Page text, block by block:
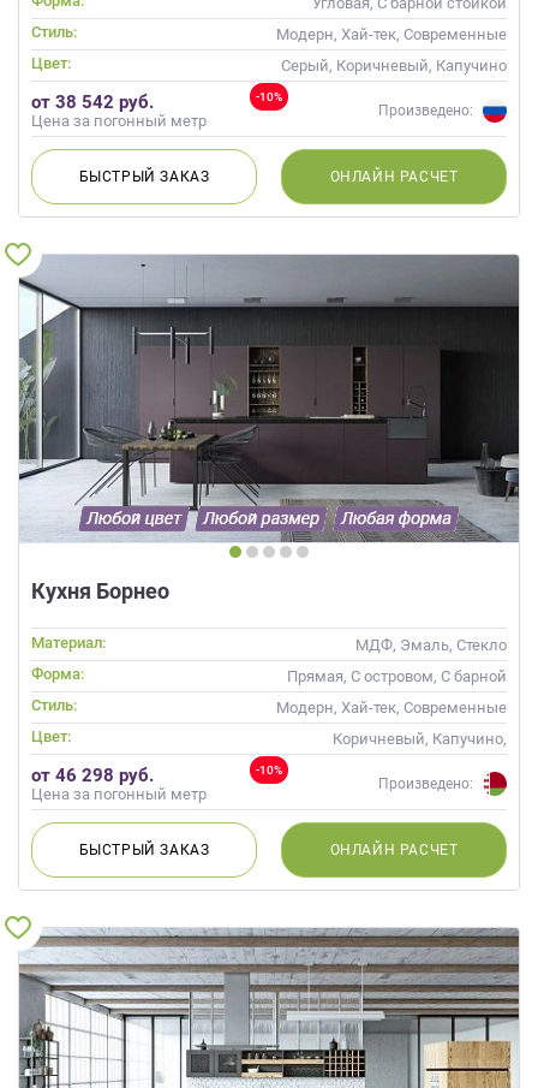
Стиль:
Модерн, Хай-тек, Современные
Цвет:
Серый, Коричневый, Капучино
-10%
от 38 542 руб.
Цена за погонный метр
Произведено:
БЫСТРЫЙЗАКАЗ ОНЛАЙН РАСЧЕТ
Кухня Борнео
Материал:
МДФ, Эмаль, Стекло
Форма:
Прямая, С островом, С барной
стойкой
Стиль:
Модерн, Хай-тек, Современные
Цвет:
Коричневый, Капучино,
Фиолетовый
-10%
от 46 298 руб.
Цена за погонный метр
Произведено:
БЫСТРЫЙЗАКАЗ ОНЛАЙН РАСЧЕТ